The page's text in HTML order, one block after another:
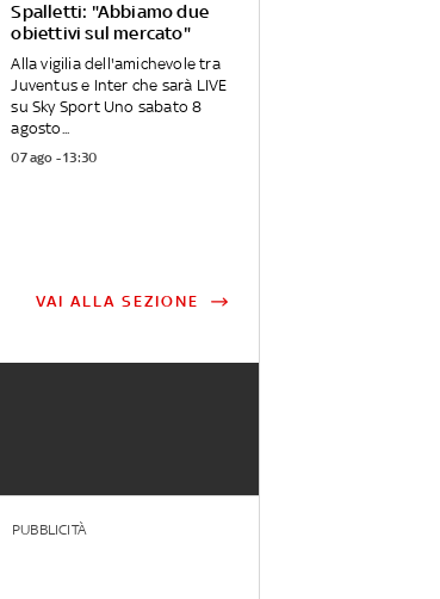
Spalletti: "Abbiamo due
obiettivi sul mercato"
Alla vigilia dell'amichevole tra
Juventus e Inter che sarà LIVE
su Sky Sport Uno sabato 8
agosto...
07 ago - 13:30
VAI ALLA SEZIONE
PUBBLICITÀ